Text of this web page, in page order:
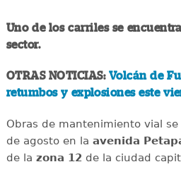
Uno de los carriles se
sector.
OTRAS NOTICIAS: Volcán de
retumbos y explosiones este
Obras de mantenimiento vial
de agosto en la avenida
de la zona 12de la ciudad